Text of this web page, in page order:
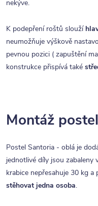
nekýve.
K podepření roštů slouží
neumožňuje výškově
pevnou pozici ( zapuštění
konstrukce přispívá také
Montáž
Postel Santoria - oblá je
jednotlivé díly jsou
krabice nepřesahuje 30 kg
stěhovat jedna osoba.